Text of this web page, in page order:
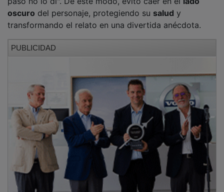
oscurodel personaje, protegiendo susalud y
transformando el relato en una divertida anécdota.